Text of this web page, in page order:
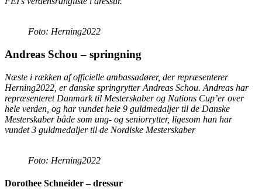
Foto: Herning2022
Andreas Schou – springning
Næste i rækken af officielle ambassadører, der repræsenterer
Herning2022, er danske springrytter Andreas Schou. Andreas har
repræsenteret Danmark til Mesterskaber og Nations Cup’er over
hele verden, og har vundet hele 9 guldmedaljer til de Danske
Mesterskaber både som ung- og seniorrytter, ligesom han har
vundet 3 guldmedaljer til de Nordiske Mesterskaber
Foto: Herning2022
Dorothee Schneider – dressur